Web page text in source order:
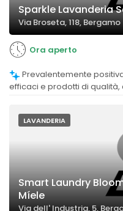
Sparkle Lavanderia
Via Broseta, 118, Bergamo
Ora aperto
efficaci e prodotti di
LAVANDERIA
Smart Laundry
Míele
Via dell' Industria, 5,